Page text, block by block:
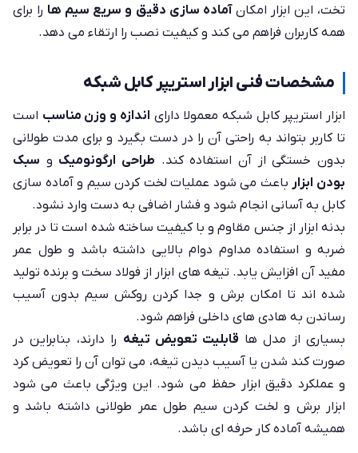
تخت، این ابزار امکانآماده سازی دقیق و سریع سیم ها را برای
همه کاربران فراهم می کند و کیفیت نصب را ارتقاء می دهد.
مشخصات فنی ابزار استریپر کابل شبکه
ابزار استریپر کابل شبکه معمولا دارای اندازه و وزن مناسب است
تا کاربر بتواند به راحتی آن را در دست بگیرد و برای مدت طولانی
بدون خستگی از آن استفاده کند. طراحی ارگونومیک و سبک
بودن ابزارباعث می شود عملیات لخت کردن سیم و آماده سازی
کابل به آسانی انجام شود و فشار اضافی به دست وارد نشود.
بدنه ابزار از جنس مقاوم و با کیفیت ساخته شده است تا در برابر
ضربه و استفاده مداوم دوام بالایی داشته باشد و طول عمر
مفید آن افزایش یابد. تیغه های ابزار از فولاد سخت و برنده تولید
شده اند تا امکان برش و جدا کردن روکش سیم بدون آسیب
رساندن به هادی های داخلی فراهم شود.
بسیاری از مدل ها قابلیت تعویض تیغه را دارند، بنابراین در
صورت کند شدن یا آسیب دیدن تیغه، می توان آن را تعویض کرد
و عملکرد دقیق ابزار حفظ می شود. این ویژگی باعث می شود
ابزار برش و لخت کردن سیم طول عمر طولانی داشته باشد و
همیشه آماده کار حرفه ای باشد.